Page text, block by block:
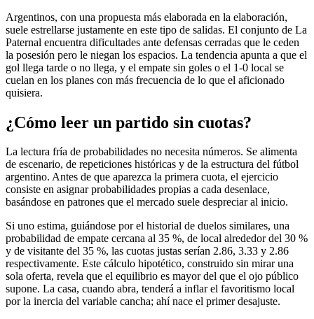
Argentinos, con una propuesta más elaborada en la elaboración,
suele estrellarse justamente en este tipo de salidas. El conjunto de La
Paternal encuentra dificultades ante defensas cerradas que le ceden
la posesión pero le niegan los espacios. La tendencia apunta a que el
gol llega tarde o no llega, y el empate sin goles o el 1-0 local se
cuelan en los planes con más frecuencia de lo que el aficionado
quisiera.
¿Cómo leer un partido sin cuotas?
La lectura fría de probabilidades no necesita números. Se alimenta
de escenario, de repeticiones históricas y de la estructura del fútbol
argentino. Antes de que aparezca la primera cuota, el ejercicio
consiste en asignar probabilidades propias a cada desenlace,
basándose en patrones que el mercado suele despreciar al inicio.
Si uno estima, guiándose por el historial de duelos similares, una
probabilidad de empate cercana al 35 %, de local alrededor del 30 %
y de visitante del 35 %, las cuotas justas serían 2.86, 3.33 y 2.86
respectivamente. Este cálculo hipotético, construido sin mirar una
sola oferta, revela que el equilibrio es mayor del que el ojo público
supone. La casa, cuando abra, tenderá a inflar el favoritismo local
por la inercia del variable cancha; ahí nace el primer desajuste.